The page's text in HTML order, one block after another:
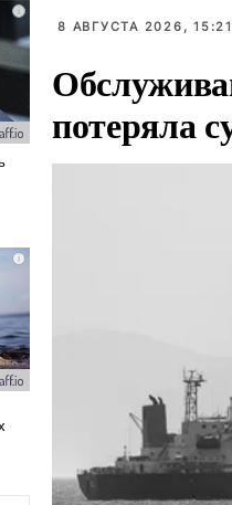
8 АВГУСТА 2026,
потеряла